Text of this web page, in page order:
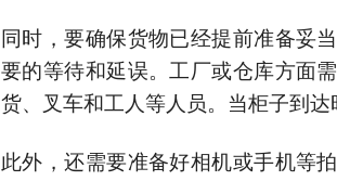
同时，要确保货物已经提前准备妥
要的等待和延误。工厂或仓库方面
货、叉车和工人等人员。当柜子到
此外，还需要准备好相机或手机等